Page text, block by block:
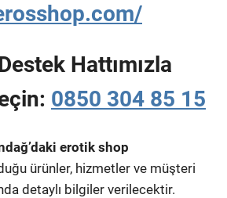
Hattımızla
0850 304 85 15
erotik shop
ürünler, hizmetler ve müşteri
detaylı bilgiler verilecektir.